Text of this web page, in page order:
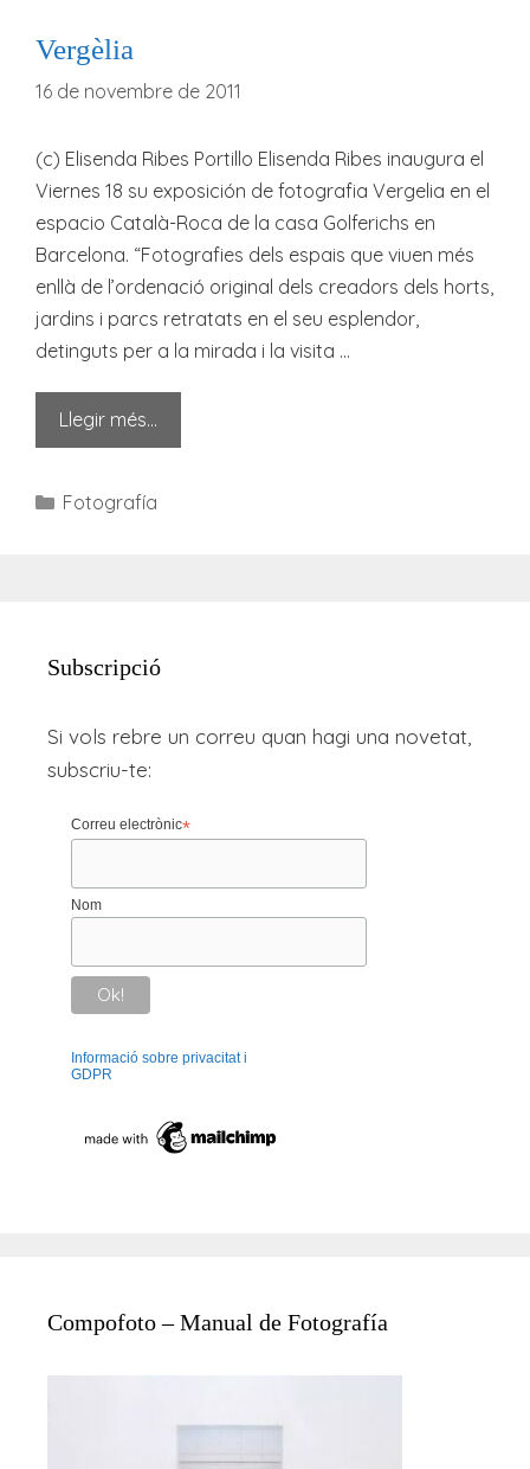
Vergèlia
16 de novembre de 2011
(c) Elisenda Ribes Portillo Elisenda Ribes inaugura el
Viernes 18 su exposición de fotografia Vergelia en el
espacio Català-Roca de la casa Golferichs en
Barcelona. “Fotografies dels espais que viuen més
enllà de l’ordenació original dels creadors dels horts,
jardins i parcs retratats en el seu esplendor,
detinguts per a la mirada i la visita …
Llegir més…
Categories
Fotografía
Subscripció
Si vols rebre un correu quan hagi una novetat,
subscriu-te:
Correu electrònic*
Nom
Informació sobre privacitat i
GDPR
Compofoto – Manual de Fotografía